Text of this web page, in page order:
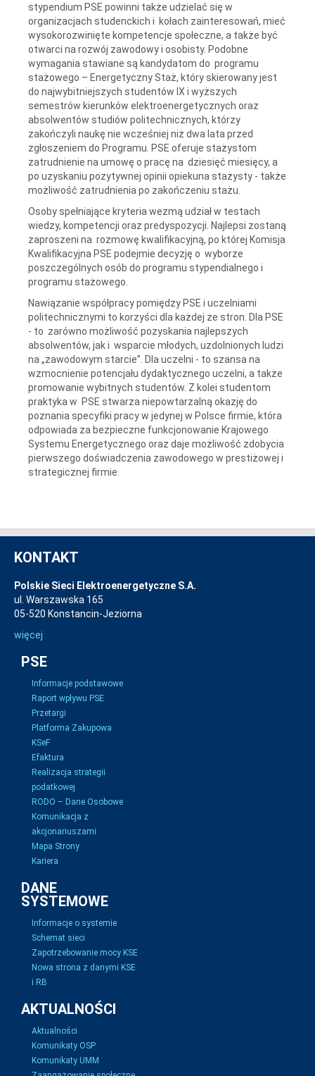
stypendium PSE powinni także udzielać się w
organizacjach studenckich i kołach zainteresowań, mieć
wysokorozwinięte kompetencje społeczne, a także być
otwarci na rozwój zawodowy i osobisty. Podobne
wymagania stawiane są kandydatom do programu
stażowego – Energetyczny Staż, który skierowany jest
do najwybitniejszych studentów IX i wyższych
semestrów kierunków elektroenergetycznych oraz
absolwentów studiów politechnicznych, którzy
zakończyli naukę nie wcześniej niż dwa lata przed
zgłoszeniem do Programu. PSE oferuje stażystom
zatrudnienie na umowę o pracę na dziesięć miesięcy, a
po uzyskaniu pozytywnej opinii opiekuna stażysty - także
możliwość zatrudnienia po zakończeniu stażu.
Osoby spełniające kryteria wezmą udział w testach
wiedzy, kompetencji oraz predyspozycji. Najlepsi zostaną
zaproszeni na rozmowę kwalifikacyjną, po której Komisja
Kwalifikacyjna PSE podejmie decyzję o wyborze
poszczególnych osób do programu stypendialnego i
programu stażowego.
Nawiązanie współpracy pomiędzy PSE i uczelniami
politechnicznymi to korzyści dla każdej ze stron. Dla PSE
- to zarówno możliwość pozyskania najlepszych
absolwentów, jak i wsparcie młodych, uzdolnionych ludzi
na „zawodowym starcie”. Dla uczelni - to szansa na
wzmocnienie potencjału dydaktycznego uczelni, a także
promowanie wybitnych studentów. Z kolei studentom
praktyka w PSE stwarza niepowtarzalną okazję do
poznania specyfiki pracy w jedynej w Polsce firmie, która
odpowiada za bezpieczne funkcjonowanie Krajowego
Systemu Energetycznego oraz daje możliwość zdobycia
pierwszego doświadczenia zawodowego w prestiżowej i
strategicznej firmie.
KONTAKT
Polskie Sieci Elektroenergetyczne S.A.
ul. Warszawska 165
05-520 Konstancin-Jeziorna
więcej
PSE
Informacje podstawowe
Raport wpływu PSE
Przetargi
Platforma Zakupowa
KSeF
Efaktura
Realizacja strategii
podatkowej
RODO – Dane Osobowe
Komunikacja z
akcjonariuszami
Mapa Strony
Kariera
DANE
SYSTEMOWE
Informacje o systemie
Schemat sieci
Zapotrzebowanie mocy KSE
Nowa strona z danymi KSE
i RB
AKTUALNOŚCI
Aktualności
Komunikaty OSP
Komunikaty UMM